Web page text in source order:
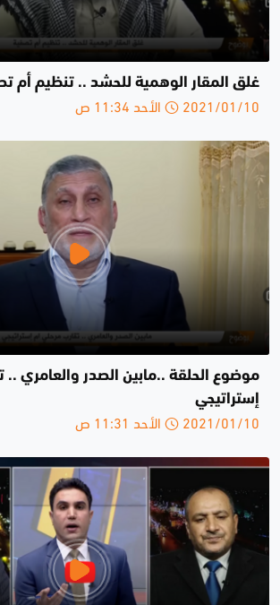
غلق المقار الوهمية للحشد .. تنظيم أم
2021/01/10 الأحد 11:34 ص
موضوع الحلقة ..مابين الصدر والعامري ..
إستراتيجي
2021/01/10 الأحد 11:31 ص